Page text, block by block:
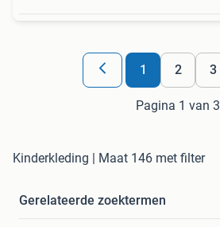
1 2 3
Pagina 1 van 3
Kinderkleding | Maat 146 met filter
Gerelateerde zoektermen